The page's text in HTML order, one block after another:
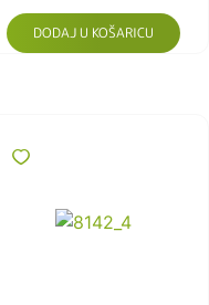
DODAJ U KOŠARICU